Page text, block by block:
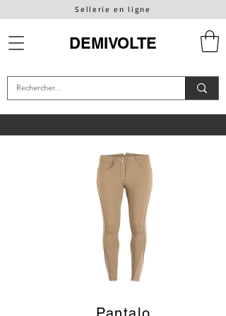
Sellerie en ligne
DEMIVOLTE